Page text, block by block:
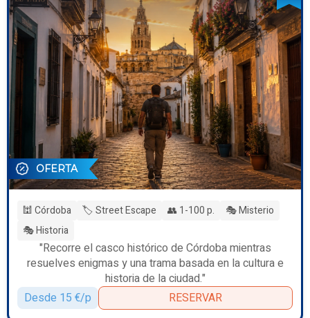
OFERTA
🕍 Córdoba 🏷️ Street Escape 👥 1-100 p.
🎭 Misterio
🎭 Historia
"Recorre el casco histórico de Córdoba mientras
resuelves enigmas y una trama basada en la cultura e
historia de la ciudad."
Desde 15 €/p
RESERVAR